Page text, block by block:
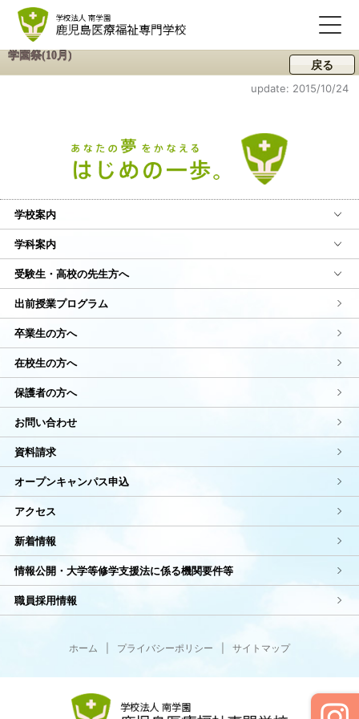
学園祭(10月)
戻る
update: 2015/10/24
学校案内
学科案内
受験生・高校の先生方へ
出前授業プログラム
卒業生の方へ
在校生の方へ
保護者の方へ
お問い合わせ
資料請求
オープンキャンパス申込
アクセス
新着情報
情報公開・大学等修学支援法に係る機関要件等
職員採用情報
ホーム プライバシーポリシー サイトマップ